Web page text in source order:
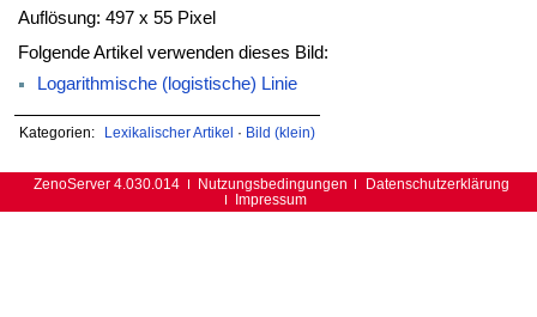
Auflösung: 497 x 55 Pixel
Folgende Artikel verwenden dieses Bild:
Logarithmische (logistische) Linie
Kategorien: Lexikalischer Artikel · Bild (klein)
ZenoServer 4.030.014 Nutzungsbedingungen
Datenschutzerklärung
Impressum